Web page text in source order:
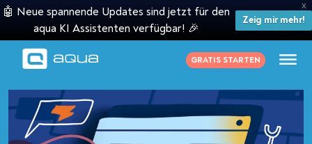
X
🤖 Neue spannende Updates sind jetzt für den
aqua KI Assistenten verfügbar! 🎉
Zeig mir mehr!
GRATIS STARTEN